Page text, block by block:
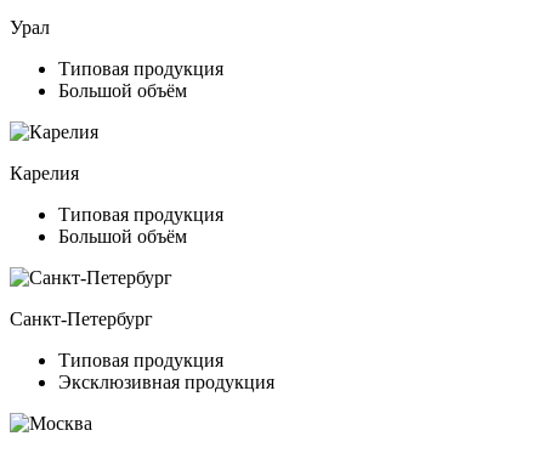
Урал
Типовая продукция
Большой объём
Карелия
Типовая продукция
Большой объём
Санкт-Петербург
Типовая продукция
Эксклюзивная продукция